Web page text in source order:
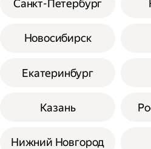
Санкт-Петербург
Новосибирск
Екатеринбург
Казань
Нижний Новгород